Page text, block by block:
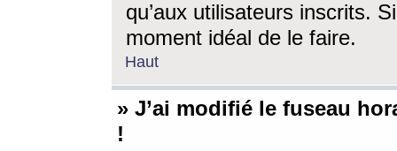
qu’aux utilisateurs inscrits.
moment idéal de le faire.
Haut
» J’ai modifié le fuseau
!